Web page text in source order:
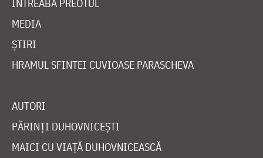
ÎNTREABĂ PREOTUL
MEDIA
ȘTIRI
HRAMUL SFINTEI CUVIOASE PARASCHEVA
AUTORI
PĂRINȚI DUHOVNICEȘTI
MAICI CU VIAȚĂ DUHOVNICEASCĂ